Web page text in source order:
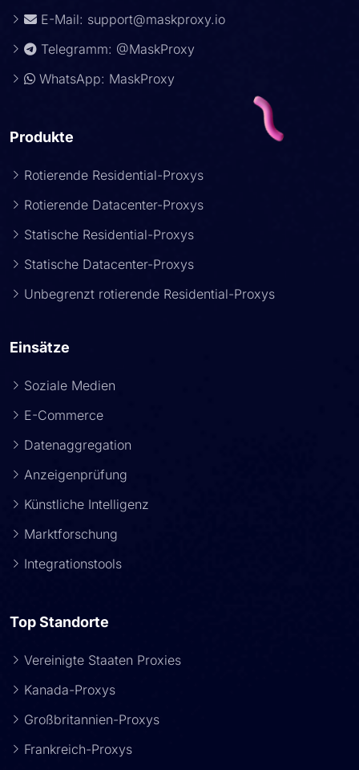
E-Mail: support@maskproxy.io
Telegramm: @MaskProxy
WhatsApp: MaskProxy
Produkte
Rotierende Residential-Proxys
Rotierende Datacenter-Proxys
Statische Residential-Proxys
Statische Datacenter-Proxys
Unbegrenzt rotierende Residential-Proxys
Einsätze
Soziale Medien
E-Commerce
Datenaggregation
Anzeigenprüfung
Künstliche Intelligenz
Marktforschung
Integrationstools
Top Standorte
Vereinigte Staaten Proxies
Kanada-Proxys
Großbritannien-Proxys
Frankreich-Proxys